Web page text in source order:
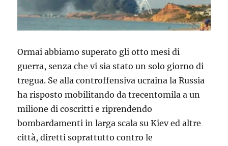
Ormai abbiamo superato gli otto mesi di
guerra, senza che vi sia stato un solo giorno di
tregua. Se alla controffensiva ucraina la Russia
ha risposto mobilitando da trecentomila a un
milione di coscritti e riprendendo
bombardamenti in larga scala su Kiev ed altre
città, diretti soprattutto contro le